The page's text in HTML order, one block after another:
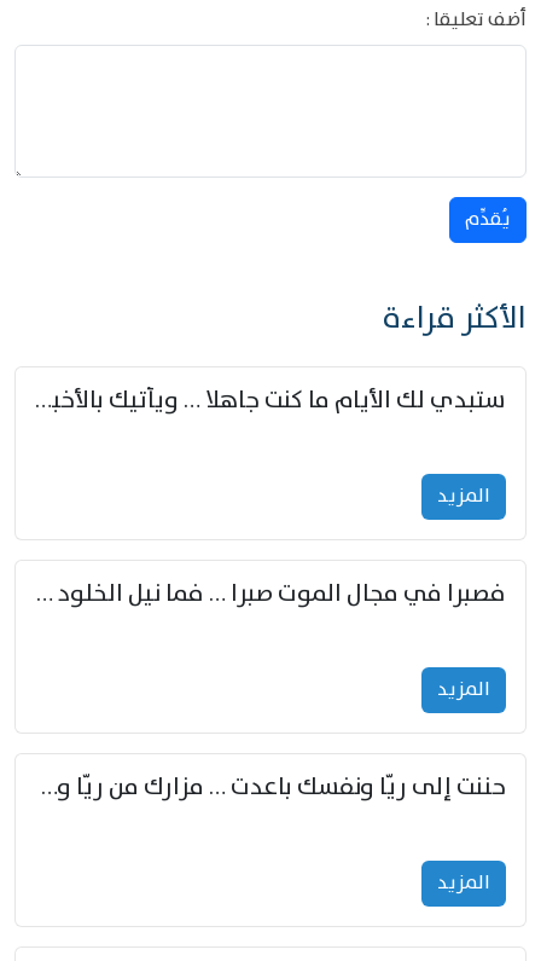
أضف تعليقا :
يُقدِّم
الأكثر قراءة
ستبدي لك الأيام ما كنت جاهلا … ويأتيك بالأخبار من لم تزوّد
المزید
فصبرا في مجال الموت صبرا … فما نيل الخلود بمستطاع
المزید
حننت إلى ريّا ونفسك باعدت … مزارك من ريّا وشعباكما معا
المزید